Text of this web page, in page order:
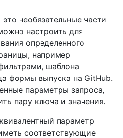
необязательные части
настроить для
определенного
например
шаблона
формы выпуска на GitHub.
параметры запроса,
пару ключа и значения.
параметр
соответствующие